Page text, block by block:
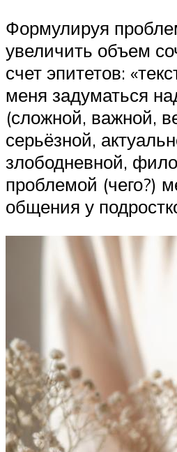
Формулируя
увеличить объем
счет эпитетов:
меня задуматься
(сложной, важной,
серьёзной,
злободневной,
проблемой (чего?)
общения у